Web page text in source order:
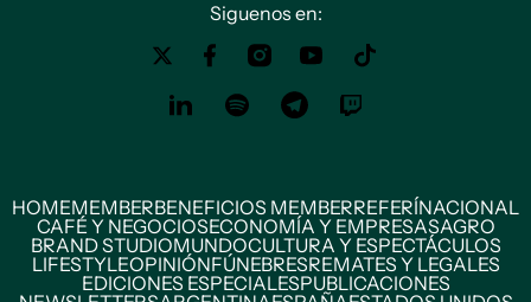
Siguenos en:
HOMEMEMBERBENEFICIOS MEMBERREFERÍNACIONAL
CAFÉ Y NEGOCIOSECONOMÍA Y EMPRESASAGRO
BRAND STUDIOMUNDOCULTURA Y ESPECTÁCULOS
LIFESTYLEOPINIÓNFÚNEBRESREMATES Y LEGALES
EDICIONES ESPECIALESPUBLICACIONES